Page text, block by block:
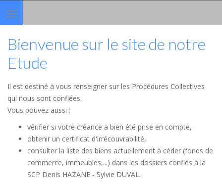
Toggle
navigation
Bienvenue sur le site de notre
Etude
Il est destiné à vous renseigner sur les Procédures Collectives
qui nous sont confiées.
Vous pouvez aussi :
vérifier si votre créance a bien été prise en compte,
obtenir un certificat d'irrécouvrabilité,
consulter la liste des biens actuellement à céder (fonds de
commerce, immeubles,...) dans les dossiers confiés à la
SCP Denis HAZANE - Sylvie DUVAL.